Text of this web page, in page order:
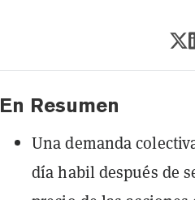
En Resumen
Una demanda
día habil después de